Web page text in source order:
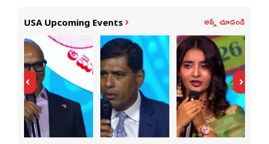
USA Upcoming Events అన్నీ చూడండి